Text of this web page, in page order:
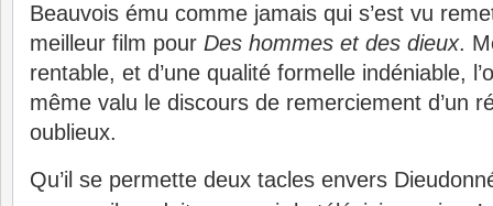
Beauvois ému comme jamais qui s’est vu
meilleur film pour Des hommes et des dieux.
rentable, et d’une qualité formelle indéniable,
même valu le discours de remerciement d’un
oublieux.
Qu’il se permette deux tacles envers